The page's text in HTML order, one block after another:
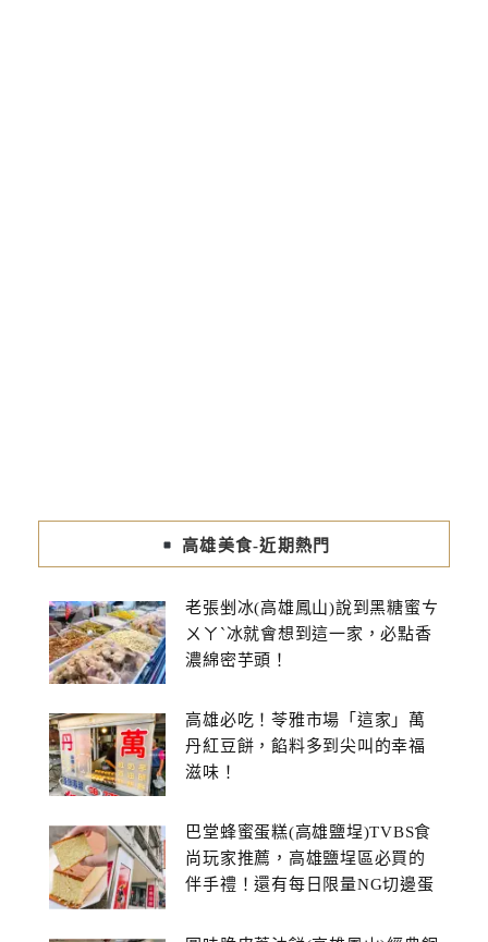
高雄美食-近期熱門
老張剉冰(高雄鳳山)說到黑糖蜜ㄘ
ㄨㄚˋ冰就會想到這一家，必點香
濃綿密芋頭！
高雄必吃！苓雅市場「這家」萬
丹紅豆餅，餡料多到尖叫的幸福
滋味！
巴堂蜂蜜蛋糕(高雄鹽埕)TVBS食
尚玩家推薦，高雄鹽埕區必買的
伴手禮！還有每日限量NG切邊蛋